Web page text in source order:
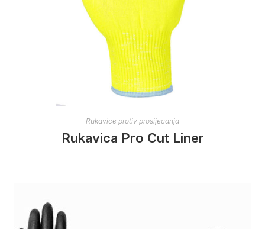
Rukavice protiv prosijecanja
Rukavica Pro Cut Liner